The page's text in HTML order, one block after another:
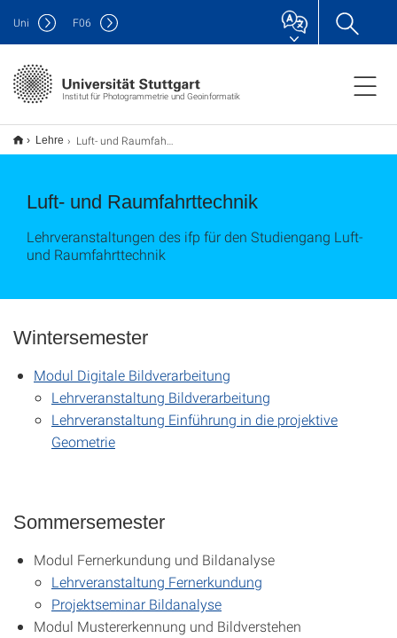
Institut für Photogrammetrie und Geoinformatik
Uni F06
Lehre Luft- und Raumfahrttechnik
Luft- und Raumfahrttechnik
Lehrveranstaltungen des ifp für den Studiengang Luft-
und Raumfahrttechnik
Wintersemester
Modul Digitale Bildverarbeitung
Lehrveranstaltung Bildverarbeitung
Lehrveranstaltung Einführung in die projektive
Geometrie
Sommersemester
Modul Fernerkundung und Bildanalyse
Lehrveranstaltung Fernerkundung
Projektseminar Bildanalyse
Modul Mustererkennung und Bildverstehen